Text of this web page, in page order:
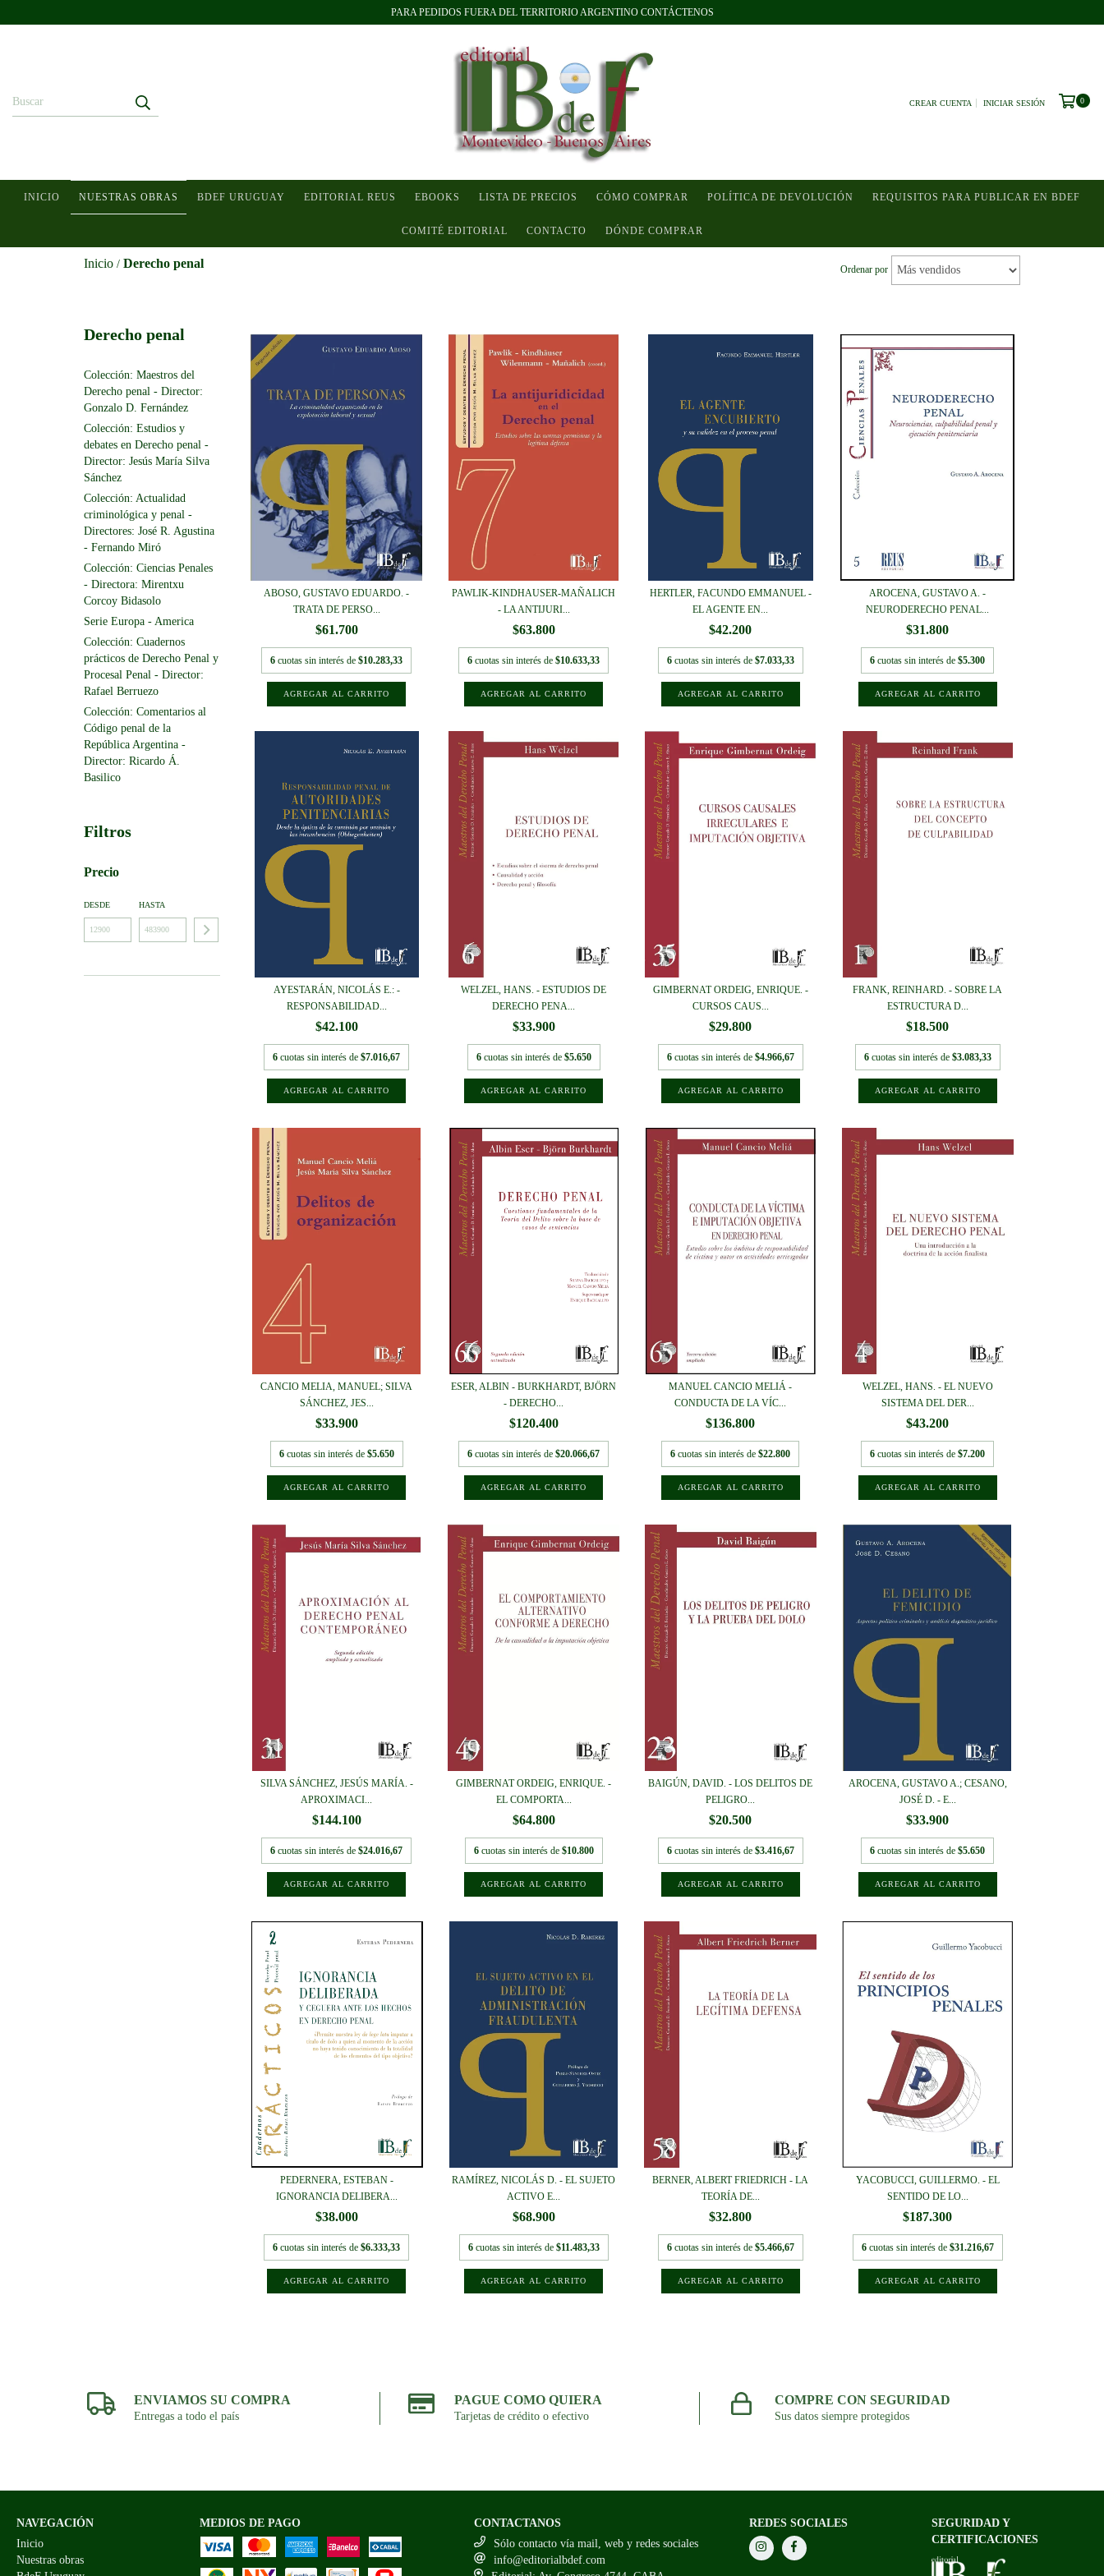
PARA PEDIDOS FUERA DEL TERRITORIO ARGENTINO CONTÁCTENOS
CREAR CUENTA INICIAR SESIÓN 0
INICIO NUESTRAS OBRAS BDEF URUGUAY EDITORIAL REUS EBOOKS LISTA DE PRECIOS CÓMO COMPRAR POLÍTICA DE DEVOLUCIÓN REQUISITOS PARA PUBLICAR EN BDEF
COMITÉ EDITORIAL CONTACTO DÓNDE COMPRAR
Inicio / Derecho penal Ordenar por
Derecho penal
Colección: Maestros del
Derecho penal - Director:
Gonzalo D. Fernández
Colección: Estudios y
debates en Derecho penal -
Director: Jesús María Silva
Sánchez
Colección: Actualidad
criminológica y penal -
Directores: José R. Agustina
- Fernando Miró
Colección: Ciencias Penales
- Directora: Mirentxu
Corcoy Bidasolo
Serie Europa - America
Colección: Cuadernos
prácticos de Derecho Penal y
Procesal Penal - Director:
Rafael Berruezo
Colección: Comentarios al
Código penal de la
República Argentina -
Director: Ricardo Á.
Basilico
Filtros
Precio
DESDE HASTA
ABOSO, GUSTAVO EDUARDO. -
TRATA DE PERSO...
$61.700
6 cuotas sin interés de$10.283,33
PAWLIK-KINDHAUSER-MAÑALICH
- LA ANTIJURI...
$63.800
6 cuotas sin interés de$10.633,33
HERTLER, FACUNDO EMMANUEL -
EL AGENTE EN...
$42.200
6 cuotas sin interés de $7.033,33
AROCENA, GUSTAVO A. -
NEURODERECHO PENAL...
$31.800
6 cuotas sin interés de$5.300
AYESTARÁN, NICOLÁS E.: -
RESPONSABILIDAD...
$42.100
6 cuotas sin interés de$7.016,67
WELZEL, HANS. - ESTUDIOS DE
DERECHO PENA...
$33.900
6 cuotas sin interés de $5.650
GIMBERNAT ORDEIG, ENRIQUE. -
CURSOS CAUS...
$29.800
6 cuotas sin interés de $4.966,67
FRANK, REINHARD. - SOBRE LA
ESTRUCTURA D...
$18.500
6 cuotas sin interés de $3.083,33
CANCIO MELIA, MANUEL; SILVA
SÁNCHEZ, JES...
$33.900
6 cuotas sin interés de $5.650
ESER, ALBIN - BURKHARDT, BJÖRN
- DERECHO...
$120.400
6 cuotas sin interés de$20.066,67
MANUEL CANCIO MELIÁ -
CONDUCTA DE LA VÍC...
$136.800
6 cuotas sin interés de$22.800
WELZEL, HANS. - EL NUEVO
SISTEMA DEL DER...
$43.200
6 cuotas sin interés de$7.200
SILVA SÁNCHEZ, JESÚS MARÍA. -
APROXIMACI...
$144.100
6 cuotas sin interés de$24.016,67
GIMBERNAT ORDEIG, ENRIQUE. -
EL COMPORTA...
$64.800
6 cuotas sin interés de $10.800
BAIGÚN, DAVID. - LOS DELITOS DE
PELIGRO...
$20.500
6 cuotas sin interés de $3.416,67
AROCENA, GUSTAVO A.; CESANO,
JOSÉ D. - E...
$33.900
6 cuotas sin interés de$5.650
PEDERNERA, ESTEBAN -
IGNORANCIA DELIBERA...
$38.000
6 cuotas sin interés de$6.333,33
RAMÍREZ, NICOLÁS D. - EL SUJETO
ACTIVO E...
$68.900
6 cuotas sin interés de $11.483,33
BERNER, ALBERT FRIEDRICH - LA
TEORÍA DE...
$32.800
6 cuotas sin interés de $5.466,67
YACOBUCCI, GUILLERMO. - EL
SENTIDO DE LO...
$187.300
6 cuotas sin interés de $31.216,67
ENVIAMOS SU COMPRA
Entregas a todo el país
PAGUE COMO QUIERA
Tarjetas de crédito o efectivo
COMPRE CON SEGURIDAD
Sus datos siempre protegidos
NAVEGACIÓN
Inicio
Nuestras obras
MEDIOS DE PAGO
CONTACTANOS
Sólo contacto vía mail, web y redes sociales
info@editorialbdef.com
REDES SOCIALES
SEGURIDAD Y
CERTIFICACIONES